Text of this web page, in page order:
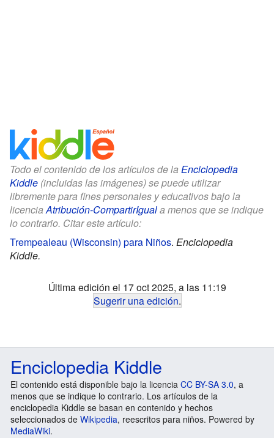
Todo el contenido de los artículos de la Enciclopedia
Kiddle (incluidas las imágenes) se puede utilizar
libremente para fines personales y educativos bajo la
licenciaAtribución-CompartirIguala menos que se indique
lo contrario. Citar este artículo:
Trempealeau (Wisconsin) para Niños. Enciclopedia
Kiddle.
Última edición el 17 oct 2025, a las 11:19
Sugerir una edición.
Enciclopedia Kiddle
El contenido está disponible bajo la licencia CC BY-SA 3.0, a
menos que se indique lo contrario. Los artículos de la
enciclopedia Kiddle se basan en contenido y hechos
seleccionados de Wikipedia, reescritos para niños. Powered by
MediaWiki.